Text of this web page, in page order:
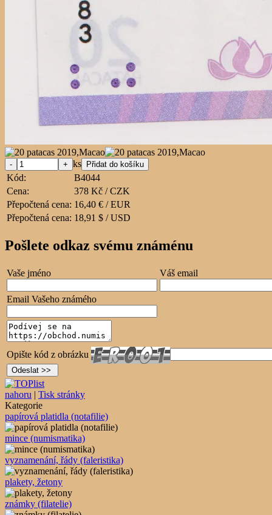
ks
Kód:
B4044
Cena:
378 Kč / CZK
Přepočtená cena: 16,40 € / EUR
Přepočtená cena: 18,91 $ / USD
Pošlete odkaz svému známénu
Vaše jméno Váš email
Email Vašeho známého
Opište kód z obrázku
nahoru | Tisk stránky
Kategorie
papírová platidla (notafilie)
mince (numismatika)
vyznamenání, řády (faleristika)
plakety, žetony
známky (filatelie)